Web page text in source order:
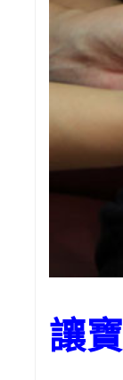
讓